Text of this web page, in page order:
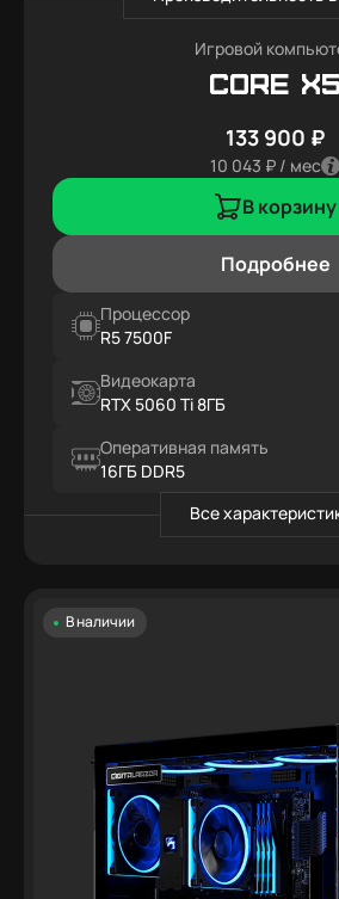
Игровой
Core X5
133 900 ₽
10 043 ₽ / мес
В корзину
Подробнее
Процессор
R5 7500F
Видеокарта
RTX 5060 Ti 8ГБ
Оперативная память
16ГБ DDR5
Все
В наличии